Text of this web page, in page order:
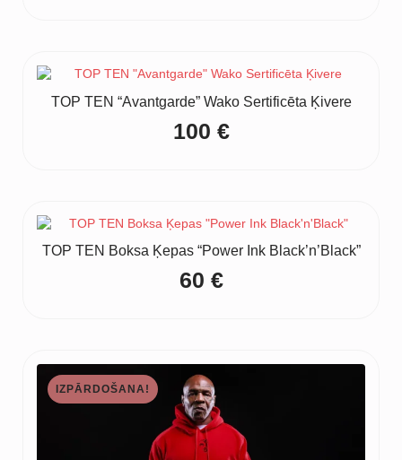
TOP TEN “Avantgarde” Wako Sertificēta Ķivere
100 €
TOP TEN Boksa Ķepas “Power Ink Black’n’Black”
60 €
IZPĀRDOŠANA!